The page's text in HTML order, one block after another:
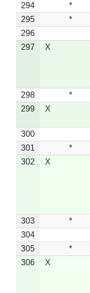
294
*
295
*
296
297
X
298 *
299
X
300
301
*
302
X
303 *
304
305
*
306
X